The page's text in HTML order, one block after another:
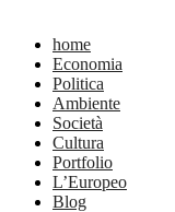
home
Economia
Politica
Ambiente
Società
Cultura
Portfolio
L’Europeo
Blog